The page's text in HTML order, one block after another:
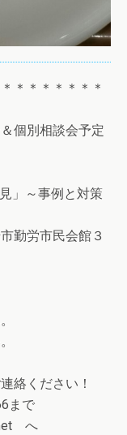
＊＊＊＊＊＊＊
個別相談会予定
」～事例と対策
勤労市民会館３
絡ください！
まで
へ